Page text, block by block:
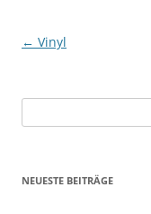
Beitragsnavigation
← Vinyl
nach:
NEUESTE BEITRÄGE